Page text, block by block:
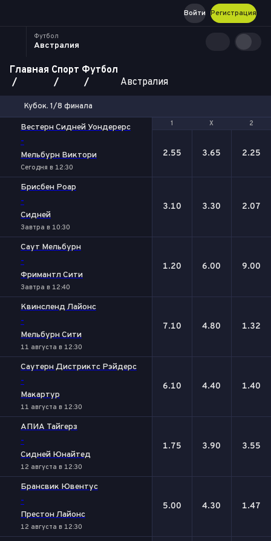
Регистрация
Войти
Футбол
Австралия
Главная Спорт Футбол
Австралия
Кубок. 1/8 финала
1 Х 2
Вестерн Сидней Уондерерс
-
Мельбурн Виктори
Сегодня в 12:30
1 Х 2
2.55 3.65 2.25
Брисбен Роар
-
Сидней
Завтра в 10:30
3.10 3.30 2.07
Саут Мельбурн
-
Фримантл Сити
Завтра в 12:40
1.20 6.00 9.00
Квинсленд Лайонc
-
Мельбурн Сити
11 августа в 12:30
7.10 4.80 1.32
Саутерн Дистриктс Рэйдерс
-
Макартур
11 августа в 12:30
6.10 4.40 1.40
АПИА Тайгерз
-
Сидней Юнайтед
12 августа в 12:30
1.75 3.90 3.55
Брансвик Ювентус
-
Престон Лайонс
12 августа в 12:30
5.00 4.30 1.47